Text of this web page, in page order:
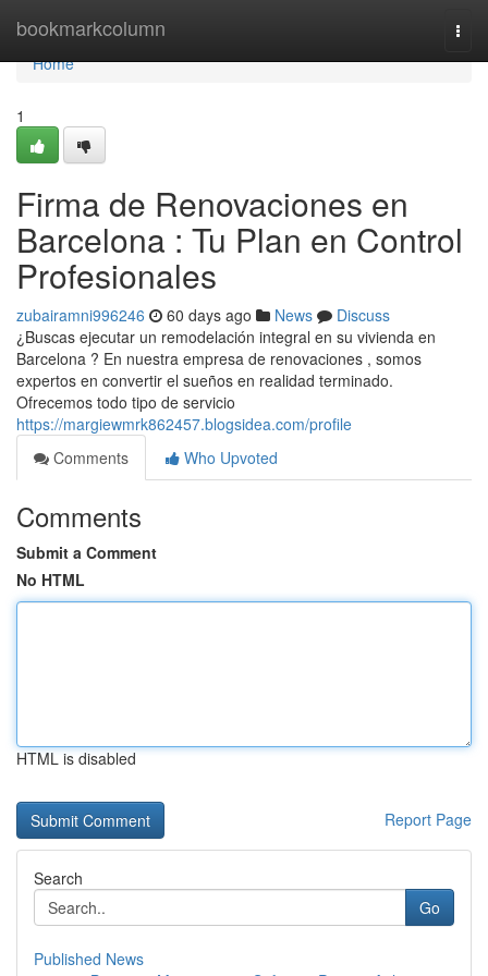
bookmarkcolumn
Home
Home
1
Firma de Renovaciones en
Barcelona : Tu Plan en Control
Profesionales
zubairamni996246 60 days ago News
Discuss
¿Buscas ejecutar un remodelación integral en su vivienda en
Barcelona ? En nuestra empresa de renovaciones , somos
expertos en convertir el sueños en realidad terminado.
Ofrecemos todo tipo de servicio
https://margiewmrk862457.blogsidea.com/profile
Comments
Who Upvoted
Comments
Submit a Comment
No HTML
HTML is disabled
Report Page
Search
Go
Published News